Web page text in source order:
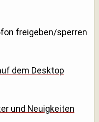
freigeben/sperren
dem Desktop
und Neuigkeiten